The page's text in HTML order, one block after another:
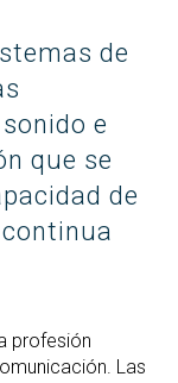
de
e
que se
de
profesión
Las